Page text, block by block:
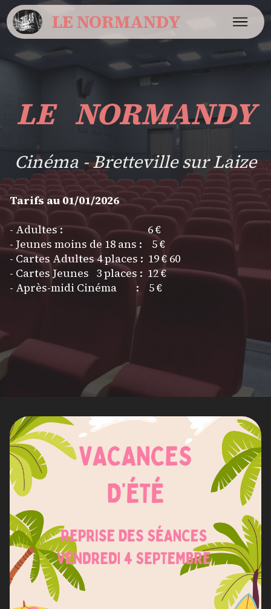
LE NORMANDY
LE NORMANDY
Cinéma - Bretteville sur Laize
Tarifs au 01/01/2026
- Adultes : 6 €
- Jeunes moins de 18 ans : 5 €
- Cartes Adultes 4 places : 19 € 60
- Cartes Jeunes 3 places : 12 €
- Après-midi Cinéma : 5 €